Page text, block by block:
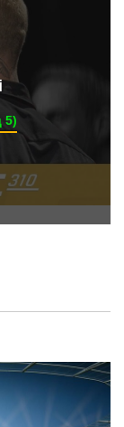
5)